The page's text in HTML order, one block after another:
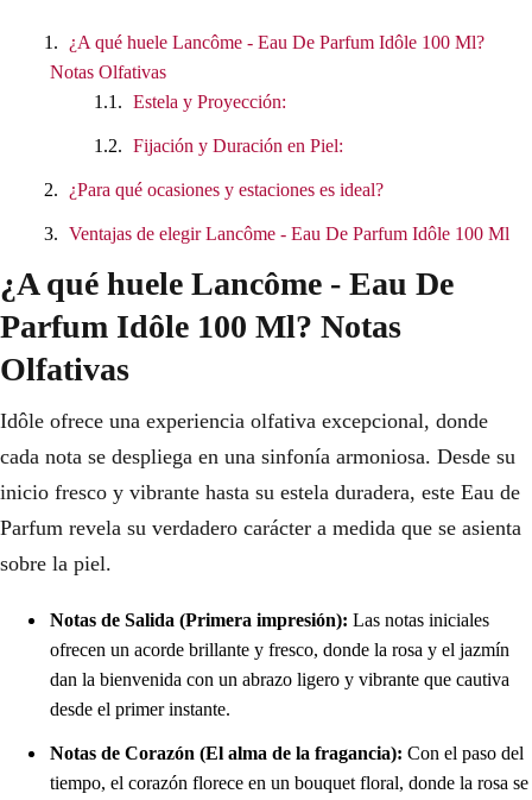
¿A qué huele Lancôme - Eau De Parfum Idôle 100 Ml?
Notas Olfativas
Estela y Proyección:
Fijación y Duración en Piel:
¿Para qué ocasiones y estaciones es ideal?
Ventajas de elegir Lancôme - Eau De Parfum Idôle 100 Ml
¿A qué huele Lancôme - Eau De
Parfum Idôle 100 Ml? Notas
Olfativas
Idôle ofrece una experiencia olfativa excepcional, donde
cada nota se despliega en una sinfonía armoniosa. Desde su
inicio fresco y vibrante hasta su estela duradera, este Eau de
Parfum revela su verdadero carácter a medida que se asienta
sobre la piel.
Notas de Salida (Primera impresión): Las notas iniciales
ofrecen un acorde brillante y fresco, donde la rosa y el jazmín
dan la bienvenida con un abrazo ligero y vibrante que cautiva
desde el primer instante.
Notas de Corazón (El alma de la fragancia): Con el paso del
tiempo, el corazón florece en un bouquet floral, donde la rosa se